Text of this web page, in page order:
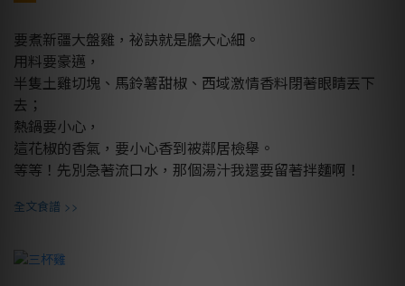
要煮新疆大盤雞，祕訣就是膽大心細。
用料要豪邁，
半隻土雞切塊、馬鈴薯甜椒、西域激情香料閉著眼睛丟下
去；
熱鍋要小心，
這花椒的香氣，要小心香到被鄰居檢舉。
等等！先別急著流口水，那個湯汁我還要留著拌麵啊！
全文食譜 >>